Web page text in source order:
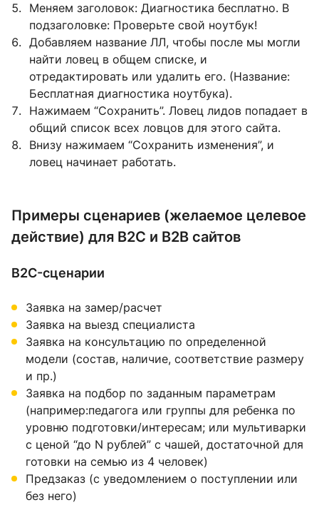
Меняем заголовок: Диагностика бесплатно. В
подзаголовке: Проверьте свой ноутбук!
Добавляем название ЛЛ, чтобы после мы могли
найти ловец в общем списке, и
отредактировать или удалить его. (Название:
Бесплатная диагностика ноутбука).
Нажимаем “Сохранить”. Ловец лидов попадает в
общий список всех ловцов для этого сайта.
Внизу нажимаем “Сохранить изменения”, и
ловец начинает работать.
Примеры сценариев (желаемое целевое
действие) для B2C и B2B сайтов
B2C-сценарии
Заявка на замер/расчет
Заявка на выезд специалиста
Заявка на консультацию по определенной
модели (состав, наличие, соответствие размеру
и пр.)
Заявка на подбор по заданным параметрам
(например:педагога или группы для ребенка по
уровню подготовки/интересам; или мультиварки
с ценой “до N рублей” с чашей, достаточной для
готовки на семью из 4 человек)
Предзаказ (с уведомлением о поступлении или
без него)